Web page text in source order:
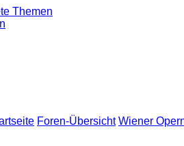
Themen
Foren-Übersicht Wiener